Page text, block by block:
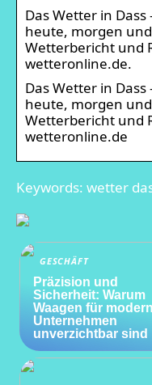
Das Wetter in
heute, morgen
Wetterbericht und
wetteronline.de.
Das Wetter in
heute, morgen
Wetterbericht und
wetteronline.de
Keywords: wetter
GESCHÄFT
Präzision und
Sicherheit: Warum
Waagen für
Unternehmen
unverzichtbar sind